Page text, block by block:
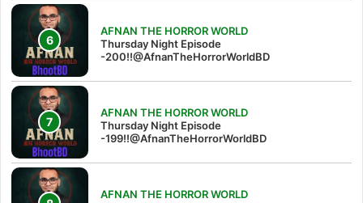
AFNAN THE HORROR WORLD
Thursday Night Episode
-200!!@AfnanTheHorrorWorldBD
AFNAN THE HORROR WORLD
Thursday Night Episode
-199!!@AfnanTheHorrorWorldBD
AFNAN THE HORROR WORLD